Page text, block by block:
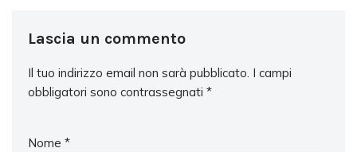
Lascia un commento
Il tuo indirizzo email non sarà pubblicato. I campi
obbligatori sono contrassegnati *
Nome *